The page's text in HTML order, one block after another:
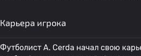
Карьера игрока
Футболист A. Cerda начал свою